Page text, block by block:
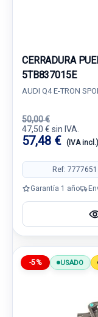
CERRADURA
5TB837015E
AUDI Q4 E-TRON
50,00 €
47,50 € sin IVA.
57,48 € (IVA incl.)
Ref: 7777651
Garantía 1 año
-5% USADO